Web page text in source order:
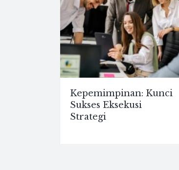
Kepemimpinan: Kunci
Sukses Eksekusi
Strategi